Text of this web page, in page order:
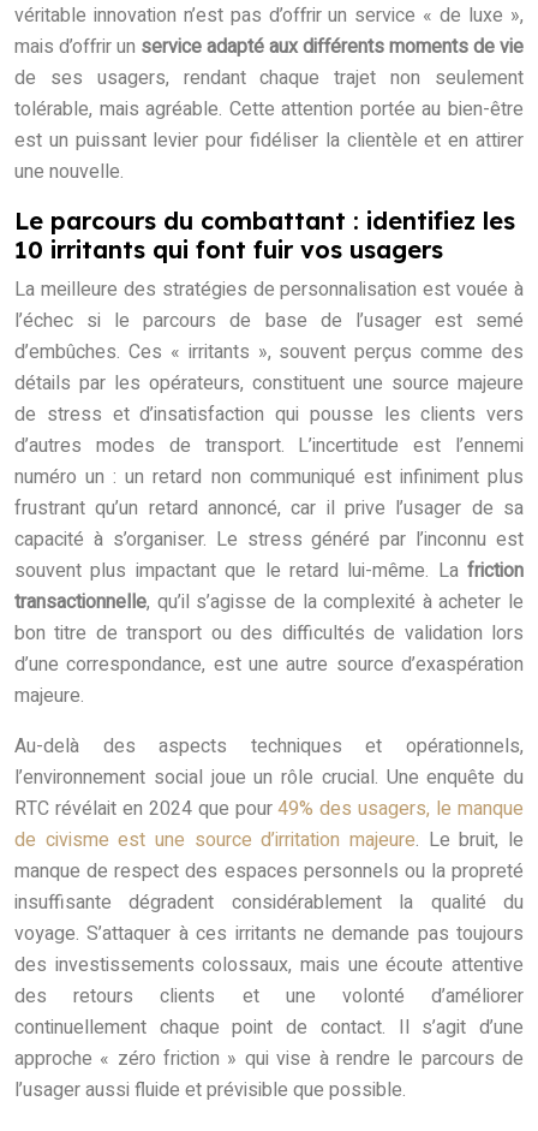
véritable innovation n’est pas d’offrir un service « de luxe »,
mais d’offrir un service adapté aux différents moments de vie
de ses usagers, rendant chaque trajet non seulement
tolérable, mais agréable. Cette attention portée au bien-être
est un puissant levier pour fidéliser la clientèle et en attirer
une nouvelle.
Le parcours du combattant : identifiez les
10 irritants qui font fuir vos usagers
La meilleure des stratégies de personnalisation est vouée à
l’échec si le parcours de base de l’usager est semé
d’embûches. Ces « irritants », souvent perçus comme des
détails par les opérateurs, constituent une source majeure
de stress et d’insatisfaction qui pousse les clients vers
d’autres modes de transport. L’incertitude est l’ennemi
numéro un : un retard non communiqué est infiniment plus
frustrant qu’un retard annoncé, car il prive l’usager de sa
capacité à s’organiser. Le stress généré par l’inconnu est
souvent plus impactant que le retard lui-même. La friction
transactionnelle, qu’il s’agisse de la complexité à acheter le
bon titre de transport ou des difficultés de validation lors
d’une correspondance, est une autre source d’exaspération
majeure.
Au-delà des aspects techniques et opérationnels,
l’environnement social joue un rôle crucial. Une enquête du
RTC révélait en 2024 que pour49% des usagers, le manque
de civisme est une source d’irritation majeure. Le bruit, le
manque de respect des espaces personnels ou la propreté
insuffisante dégradent considérablement la qualité du
voyage. S’attaquer à ces irritants ne demande pas toujours
des investissements colossaux, mais une écoute attentive
des retours clients et une volonté d’améliorer
continuellement chaque point de contact. Il s’agit d’une
approche « zéro friction » qui vise à rendre le parcours de
l’usager aussi fluide et prévisible que possible.